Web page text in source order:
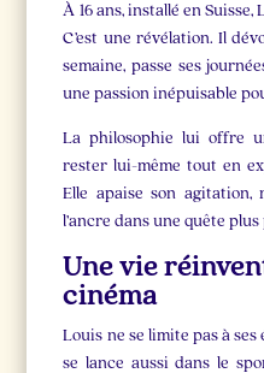
À 16 ans, installé en
C’est une révélation. Il
semaine, passe ses
une passion inépuisable
La philosophie lui offre
rester lui-même tout en
Elle apaise son
l’ancre dans une quête
Une vie
cinéma
Louis ne se limite pas à ses
se lance aussi dans le